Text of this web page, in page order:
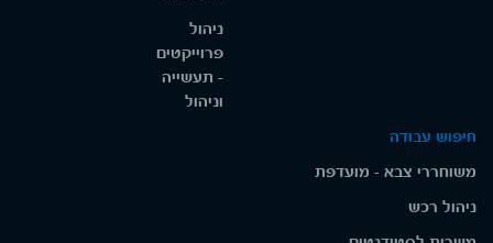
ניהול
פרוייקטים
- תעשייה
וניהול
חיפוש עבודה
משוחררי צבא - מועדפת
ניהול רכש